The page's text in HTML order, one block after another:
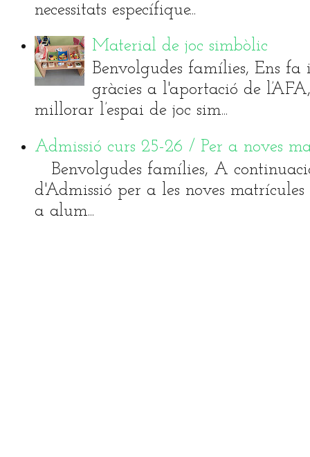
necessitats específique...
Material de joc simbòlic
Benvolgudes famílies, Ens fa
gràcies a l'aportació de
millorar l’espai de joc sim...
Admissió curs 25-26 / Per a noves
Benvolgudes famílies, A
d'Admissió per a les noves
a alum...